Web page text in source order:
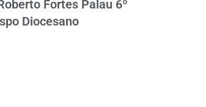
Fortes Palau 6º
Diocesano